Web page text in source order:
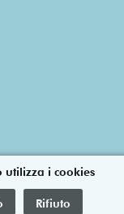
utilizza i cookies
Rifiuto